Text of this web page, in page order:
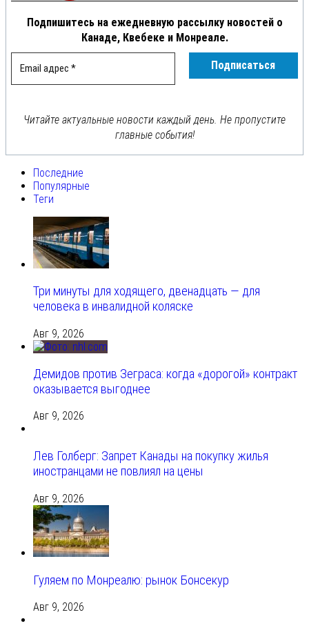
Подпишитесь на ежедневную рассылку новостей о
Канаде, Квебеке и Монреале.
Читайте актуальные новости каждый день. Не пропустите
главные события!
Последние
Популярные
Теги
Три минуты для ходящего, двенадцать — для
человека в инвалидной коляске
Авг 9, 2026
Демидов против Зеграса: когда «дорогой» контракт
оказывается выгоднее
Авг 9, 2026
Лев Голберг: Запрет Канады на покупку жилья
иностранцами не повлиял на цены
Авг 9, 2026
Гуляем по Монреалю: рынок Бонсекур
Авг 9, 2026